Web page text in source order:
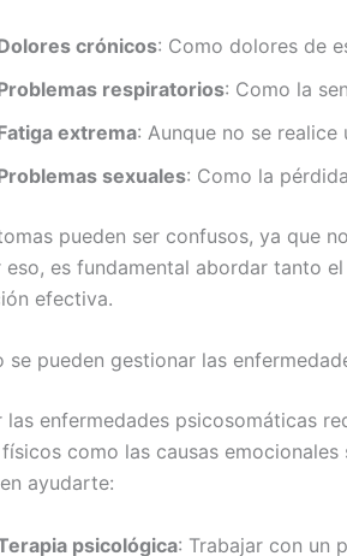
crónicos: Como dolores de
respiratorios: Como la
extrema: Aunque no se
sexuales: Como la
pueden ser confusos, ya que
eso, es fundamental abordar tanto
efectiva.
se pueden gestionar las
las enfermedades psicosomáticas
como las causas
ayudarte:
psicológica: Trabajar con un